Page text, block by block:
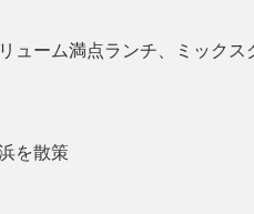
ューム満点ランチ、ミックス
を散策